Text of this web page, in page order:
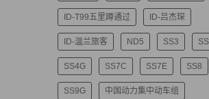
ID-T99五里蹲通过 ID-吕杰琛
ID-温兰旅客 ND5 SS3
SS4G SS7C SS7E SS8
SS9G 中国动力集中动车组